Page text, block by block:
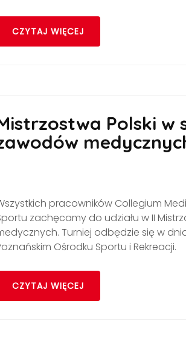
CZYTAJ WIĘCEJ
Polski w
pracowników Collegium
zachęcamy do udziału w II
Turniej odbędzie się w
Ośrodku Sportu i Rekreacji.
CZYTAJ WIĘCEJ